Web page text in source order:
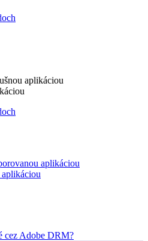
aplikáciou
aplikáciou
cez Adobe DRM?